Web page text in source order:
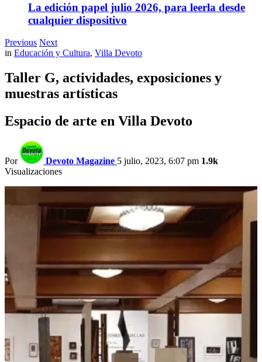
La edición papel julio 2026, para leerla desde
cualquier dispositivo
Previous Next
in Educación y Cultura, Villa Devoto
Taller G, actividades, exposiciones y
muestras artísticas
Espacio de arte en Villa Devoto
Por Devoto Magazine 5 julio, 2023, 6:07 pm 1.9k
Visualizaciones